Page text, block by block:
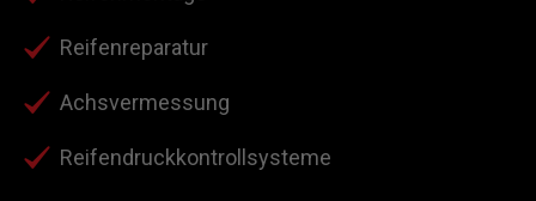
Reifenreparatur
Achsvermessung
Reifendruckkontrollsysteme